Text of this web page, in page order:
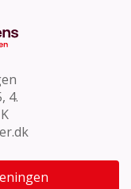
4.